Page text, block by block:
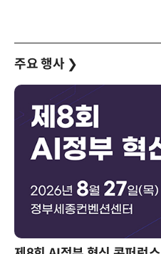
주요 행사 ❯